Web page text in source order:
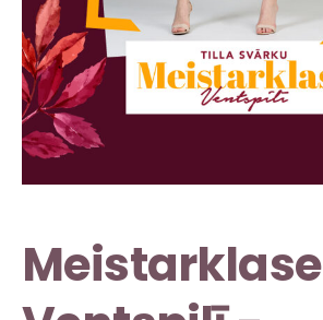
Meistarklase